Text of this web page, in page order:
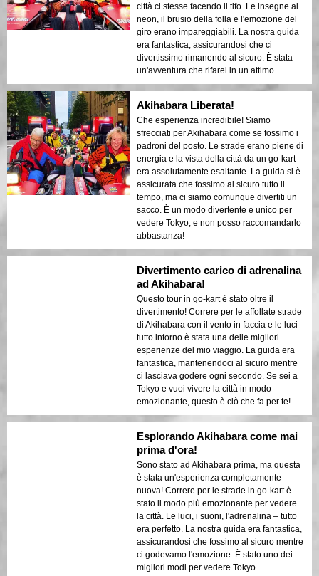
città ci stesse facendo il tifo. Le insegne al
neon, il brusio della folla e l'emozione del
giro erano impareggiabili. La nostra guida
era fantastica, assicurandosi che ci
divertissimo rimanendo al sicuro. È stata
un'avventura che rifarei in un attimo.
Akihabara Liberata!
Che esperienza incredibile! Siamo
sfrecciati per Akihabara come se fossimo i
padroni del posto. Le strade erano piene di
energia e la vista della città da un go-kart
era assolutamente esaltante. La guida si è
assicurata che fossimo al sicuro tutto il
tempo, ma ci siamo comunque divertiti un
sacco. È un modo divertente e unico per
vedere Tokyo, e non posso raccomandarlo
abbastanza!
Divertimento carico di adrenalina
ad Akihabara!
Questo tour in go-kart è stato oltre il
divertimento! Correre per le affollate strade
di Akihabara con il vento in faccia e le luci
tutto intorno è stata una delle migliori
esperienze del mio viaggio. La guida era
fantastica, mantenendoci al sicuro mentre
ci lasciava godere ogni secondo. Se sei a
Tokyo e vuoi vivere la città in modo
emozionante, questo è ciò che fa per te!
Esplorando Akihabara come mai
prima d'ora!
Sono stato ad Akihabara prima, ma questa
è stata un'esperienza completamente
nuova! Correre per le strade in go-kart è
stato il modo più emozionante per vedere
la città. Le luci, i suoni, l'adrenalina – tutto
era perfetto. La nostra guida era fantastica,
assicurandosi che fossimo al sicuro mentre
ci godevamo l'emozione. È stato uno dei
migliori modi per vedere Tokyo.